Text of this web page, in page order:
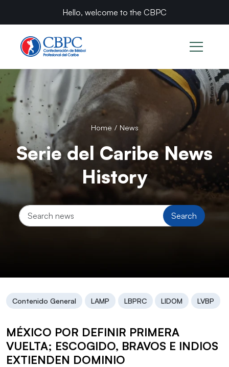
Caribbean Series News: Games & Players
Hello, welcome to the CBPC
Home / News
Serie del Caribe News
History
Search
Contenido General LAMP LBPRC LIDOM LVBP
MÉXICO POR DEFINIR PRIMERA
VUELTA; ESCOGIDO, BRAVOS E INDIOS
EXTIENDEN DOMINIO